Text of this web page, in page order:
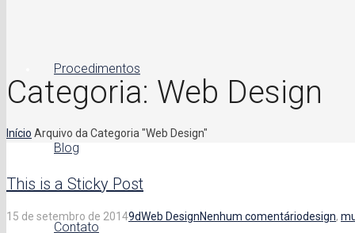
Procedimentos
Blog
Contato
Categoria: Web Design
Início Arquivo da Categoria "Web Design"
This is a Sticky Post
15 de setembro de 20149dWeb DesignNenhum comentáriodesign,